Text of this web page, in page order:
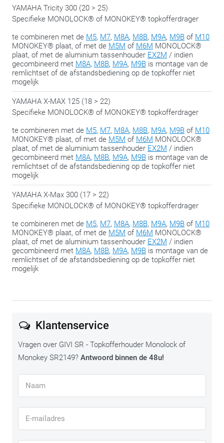
installeer je op deze topkofferhouder gewoon een aluminium
EX2M-drageren kan je zo vertrekken.
Voor motorrijders die weleens durven veranderen dus, of
gewoon alle opties open willen houden.
We delen met plezier nog deze tip:
slotfase aan, wanneer alles op de juiste plaats zit. Zo hou je
altijd de mogelijkheid om nog een beetje te ‘schuiven’ om
YAMAHA Tricity 300 (20 > 25)
Specifieke MONOLOCK® of MONOKEY® topkofferdrager
te combineren met de M5, M7, M8A, M8B, M9A, M9B of M10
MONOKEY® plaat, of met de M5M of M6M MONOLOCK®
plaat, of met de aluminium tassenhouder EX2M / indien
gecombineerd met M8A, M8B, M9A, M9B is montage van de
remlichtset of de afstandsbediening op de topkoffer niet
mogelijk
YAMAHA X-MAX 125 (18 > 22)
Specifieke MONOLOCK® of MONOKEY® topkofferdrager
te combineren met de M5, M7, M8A, M8B, M9A, M9B of M10
MONOKEY® plaat, of met de M5M of M6M MONOLOCK®
plaat, of met de aluminium tassenhouder EX2M / indien
gecombineerd met M8A, M8B, M9A, M9B is montage van de
remlichtset of de afstandsbediening op de topkoffer niet
mogelijk
YAMAHA X-Max 300 (17 > 22)
Specifieke MONOLOCK® of MONOKEY® topkofferdrager
te combineren met de M5, M7, M8A, M8B, M9A, M9B of M10
MONOKEY® plaat, of met de M5M of M6M MONOLOCK®
plaat, of met de aluminium tassenhouder EX2M / indien
gecombineerd met M8A, M8B, M9A, M9B is montage van de
remlichtset of de afstandsbediening op de topkoffer niet
mogelijk
Klantenservice
Vragen over GIVI SR - Topkofferhouder Monolock of
Monokey SR2149? Antwoord binnen de 48u!